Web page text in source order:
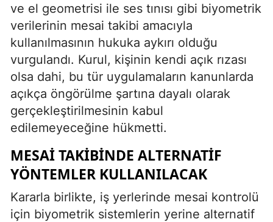
ve el geometrisi ile ses tınısı gibi biyometrik
verilerinin mesai takibi amacıyla
kullanılmasının hukuka aykırı olduğu
vurgulandı. Kurul, kişinin kendi açık rızası
olsa dahi, bu tür uygulamaların kanunlarda
açıkça öngörülme şartına dayalı olarak
gerçekleştirilmesinin kabul
edilemeyeceğine hükmetti.
MESAI TAKIBINDE ALTERNATIF
YÖNTEMLER KULLANILACAK
Kararla birlikte, iş yerlerinde mesai kontrolü
için biyometrik sistemlerin yerine alternatif